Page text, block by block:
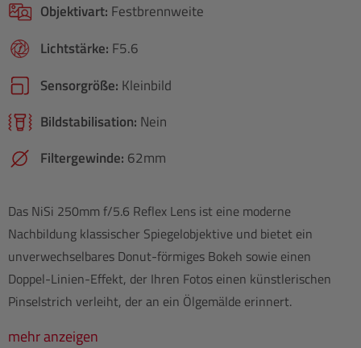
Objektivart: Festbrennweite
Lichtstärke: F5.6
Sensorgröße: Kleinbild
Bildstabilisation: Nein
Filtergewinde: 62mm
Das NiSi 250mm f/5.6 Reflex Lens ist eine moderne
Nachbildung klassischer Spiegelobjektive und bietet ein
unverwechselbares Donut-förmiges Bokeh sowie einen
Doppel-Linien-Effekt, der Ihren Fotos einen künstlerischen
Pinselstrich verleiht, der an ein Ölgemälde erinnert.
mehr anzeigen